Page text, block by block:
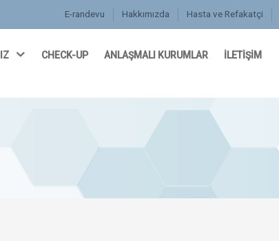
E-randevu Hakkımızda Hasta ve Refakatçi
CHECK-UP ANLAŞMALI KURUMLAR İLETİŞİM